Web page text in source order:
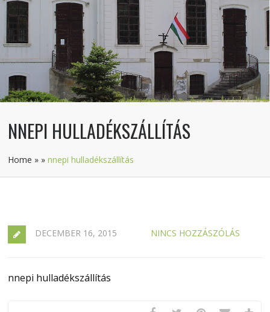
NNEPI HULLADÉKSZÁLLÍTÁS
Home » »nnepi hulladékszállítás
DECEMBER 16, 2015 NINCS HOZZÁSZÓLÁS
nnepi hulladékszállítás